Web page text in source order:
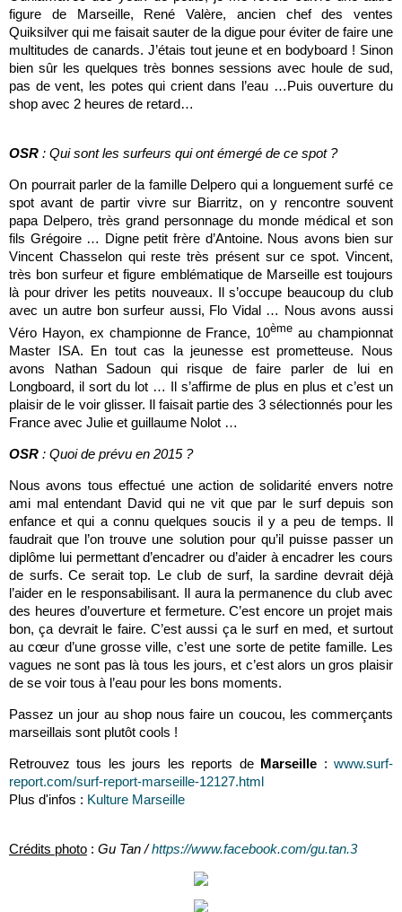
figure de Marseille, René Valère, ancien chef des ventes
Quiksilver qui me faisait sauter de la digue pour éviter de faire une
multitudes de canards. J’étais tout jeune et en bodyboard ! Sinon
bien sûr les quelques très bonnes sessions avec houle de sud,
pas de vent, les potes qui crient dans l’eau …Puis ouverture du
shop avec 2 heures de retard…
OSR : Qui sont les surfeurs qui ont émergé de ce spot ?
On pourrait parler de la famille Delpero qui a longuement surfé ce
spot avant de partir vivre sur Biarritz, on y rencontre souvent
papa Delpero, très grand personnage du monde médical et son
fils Grégoire … Digne petit frère d’Antoine. Nous avons bien sur
Vincent Chasselon qui reste très présent sur ce spot. Vincent,
très bon surfeur et figure emblématique de Marseille est toujours
là pour driver les petits nouveaux. Il s’occupe beaucoup du club
avec un autre bon surfeur aussi, Flo Vidal … Nous avons aussi
Véro Hayon, ex championne de France, 10ème au championnat
Master ISA. En tout cas la jeunesse est prometteuse. Nous
avons Nathan Sadoun qui risque de faire parler de lui en
Longboard, il sort du lot … Il s’affirme de plus en plus et c’est un
plaisir de le voir glisser. Il faisait partie des 3 sélectionnés pour les
France avec Julie et guillaume Nolot …
OSR : Quoi de prévu en 2015 ?
Nous avons tous effectué une action de solidarité envers notre
ami mal entendant David qui ne vit que par le surf depuis son
enfance et qui a connu quelques soucis il y a peu de temps. Il
faudrait que l’on trouve une solution pour qu’il puisse passer un
diplôme lui permettant d’encadrer ou d’aider à encadrer les cours
de surfs. Ce serait top. Le club de surf, la sardine devrait déjà
l’aider en le responsabilisant. Il aura la permanence du club avec
des heures d’ouverture et fermeture. C’est encore un projet mais
bon, ça devrait le faire. C’est aussi ça le surf en med, et surtout
au cœur d’une grosse ville, c’est une sorte de petite famille. Les
vagues ne sont pas là tous les jours, et c’est alors un gros plaisir
de se voir tous à l’eau pour les bons moments.
Passez un jour au shop nous faire un coucou, les commerçants
marseillais sont plutôt cools !
Retrouvez tous les jours les reports de Marseille :www.surf-
report.com/surf-report-marseille-12127.html
Plus d'infos : Kulture Marseille
Crédits photo : Gu Tan /https://www.facebook.com/gu.tan.3